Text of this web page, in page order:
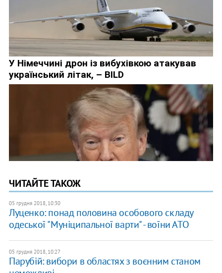
ЧИТАЙТЕ ТАКОЖ
05 грудня 2018, 10:30
Луценко: понад половина особового складу
одеської "Муніципальної варти" - воїни АТО
05 грудня 2018, 10:27
Парубій: вибори в областях з воєнним станом